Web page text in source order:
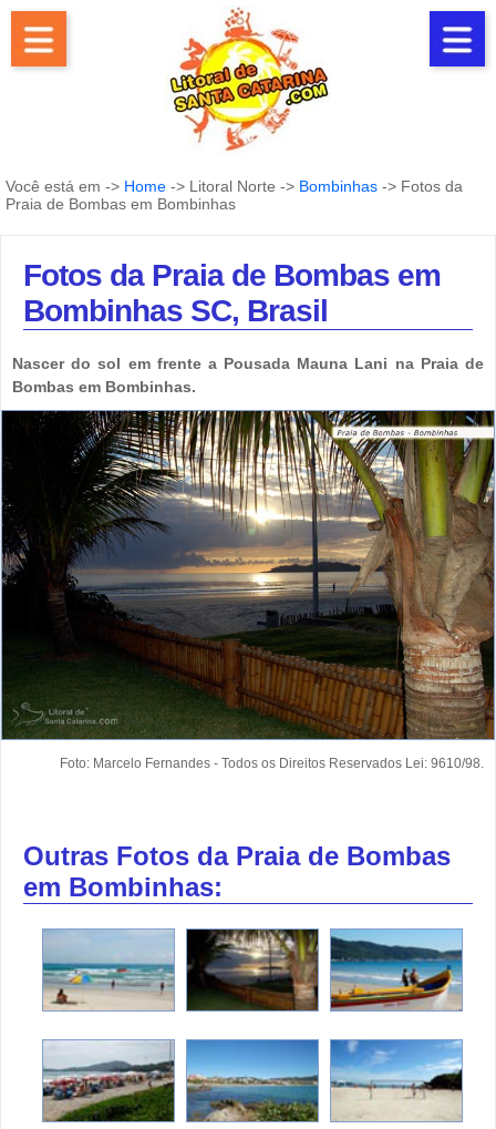
Você está em -> Home -> Litoral Norte -> Bombinhas -> Fotos da
Praia de Bombas em Bombinhas
Fotos da Praia de Bombas em
Bombinhas SC, Brasil
Nascer do sol em frente a Pousada Mauna Lani na Praia de
Bombas em Bombinhas.
Foto: Marcelo Fernandes - Todos os Direitos Reservados Lei: 9610/98.
Outras Fotos da Praia de Bombas
em Bombinhas: